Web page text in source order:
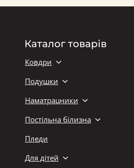
Каталог товарів
Ковдри
Подушки
Наматрацники
Постільна білизна
Пледи
Для дітей